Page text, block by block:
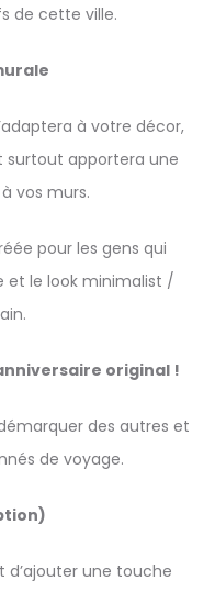
de cette ville.
à votre décor,
surtout apportera une
vos murs.
pour les gens qui
et le look minimalist /
original !
des autres et
de voyage.
une touche